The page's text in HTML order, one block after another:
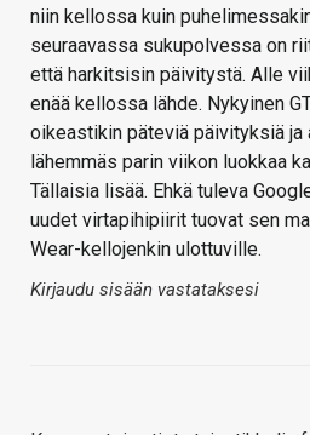
niin kellossa kuin
seuraavassa sukupolvessa on
että harkitsisin päivitystä. Alle
enää kellossa lähde. Nykyinen
oikeastikin päteviä päivityksiä ja
lähemmäs parin viikon luokkaa
Tällaisia lisää. Ehkä tuleva
uudet virtapihipiirit tuovat sen
Wear-kellojenkin ulottuville.
Kirjaudu sisään vastataksesi